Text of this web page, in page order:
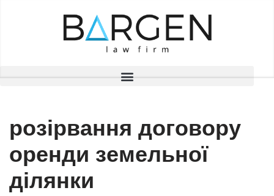
розірвання договору
оренди земельної
ділянки